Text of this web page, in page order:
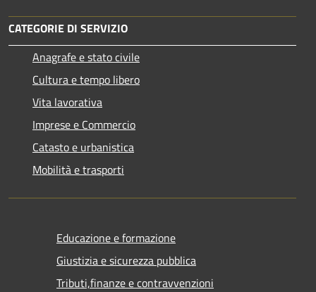
CATEGORIE DI SERVIZIO
Anagrafe e stato civile
Cultura e tempo libero
Vita lavorativa
Imprese e Commercio
Catasto e urbanistica
Mobilità e trasporti
Educazione e formazione
Giustizia e sicurezza pubblica
Tributi,finanze e contravvenzioni